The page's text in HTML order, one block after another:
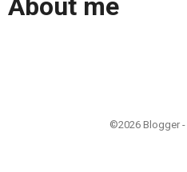
About me
©2026 Blogger -